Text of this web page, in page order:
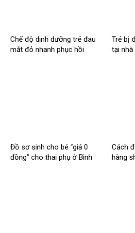
Chế độ dinh dưỡng trẻ đau
mắt đỏ nhanh phục hồi
Trẻ bị
tại nhà
Đồ sơ sinh cho bé “giá 0
đồng” cho thai phụ ở Bình
Cách
hàng